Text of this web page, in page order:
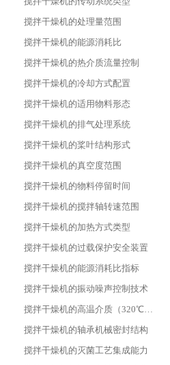
搅拌干燥机的处理量范围
搅拌干燥机的能源消耗比
搅拌干燥机的热介质流量控制
搅拌干燥机的冷却方式配置
搅拌干燥机的适用物料形态
搅拌干燥机的排气处理系统
搅拌干燥机的桨叶结构形式
搅拌干燥机的真空度范围
搅拌干燥机的物料停留时间
搅拌干燥机的搅拌轴转速范围
搅拌干燥机的加热方式类型
搅拌干燥机的过载保护安全装置
搅拌干燥机的能源消耗比指标
搅拌干燥机的振动噪声控制技术
搅拌干燥机的高温介质（320℃）耐受性
搅拌干燥机的轴承机械密封结构
搅拌干燥机的灭菌工艺集成能力